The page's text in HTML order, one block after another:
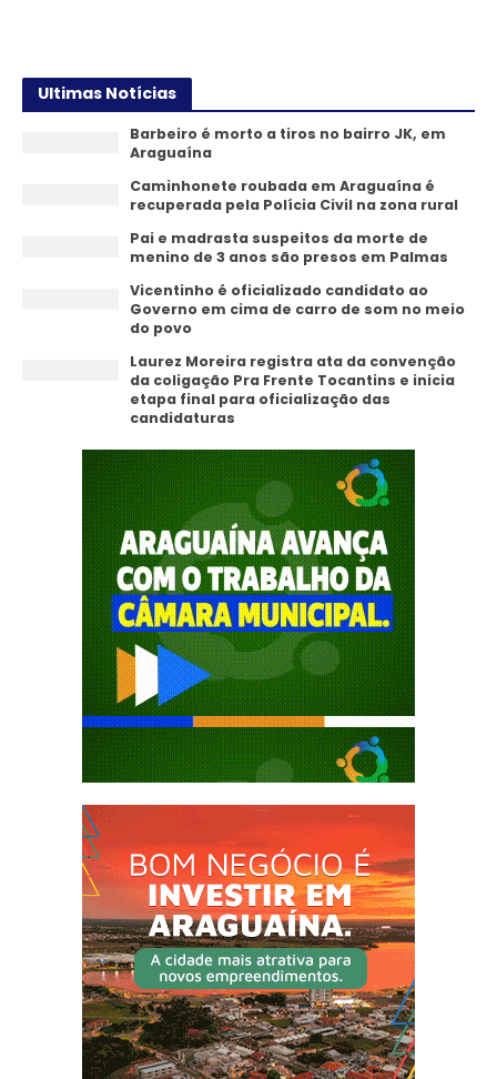
Ultimas Notícias
Barbeiro é morto a tiros no bairro JK, em
Araguaína
Caminhonete roubada em Araguaína é
recuperada pela Polícia Civil na zona rural
Pai e madrasta suspeitos da morte de
menino de 3 anos são presos em Palmas
Vicentinho é oficializado candidato ao
Governo em cima de carro de som no meio
do povo
Laurez Moreira registra ata da convenção
da coligação Pra Frente Tocantins e inicia
etapa final para oficialização das
candidaturas